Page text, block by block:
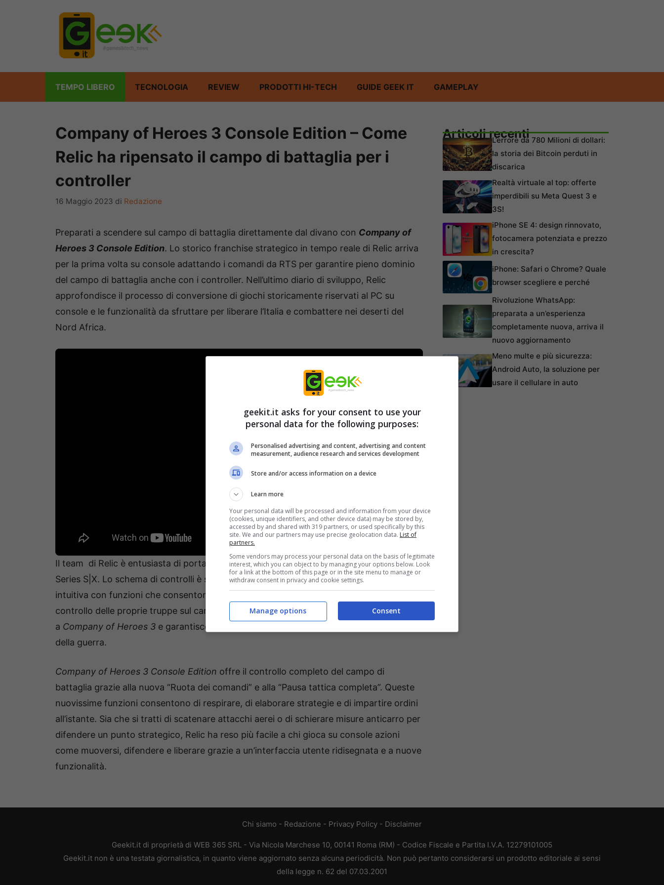
TEMPO LIBERO TECNOLOGIA REVIEW PRODOTTI HI-TECH GUIDE GEEK IT GAMEPLAY
Company of Heroes 3 Console Edition – Come
Relic ha ripensato il campo di battaglia per i
controller
16 Maggio 2023 di Redazione
Preparati a scendere sul campo di battaglia direttamente dal divano con Company of
Heroes 3 Console Edition. Lo storico franchise strategico in tempo reale di Relic arriva
per la prima volta su console adattando i comandi da RTS per garantire pieno dominio
del campo di battaglia anche con i controller. Nell’ultimo diario di sviluppo, Relic
approfondisce il processo di conversione di giochi storicamente riservati al PC su
console e le funzionalità da sfruttare per liberare l’Italia e combattere nei deserti del
Nord Africa.
Il team di Relic è entusiasta di portare Company of Heroes 3su PlayStation 5 e Xbox
Series S|X. Lo schema di controlli è stato ripensato da zero per offrire un’interfaccia
intuitiva con funzioni che consentono di impartire comandi all’istante e di avere il pieno
controllo delle proprie truppe sul campo di battaglia. Questo cambia il modo di giocare
a Company of Heroes 3 e garantisce tutti gli strumenti necessari per affrontare il caos
della guerra.
Company of Heroes 3 Console Edition offre il controllo completo del campo di
battaglia grazie alla nuova “Ruota dei comandi” e alla “Pausa tattica completa”. Queste
nuovissime funzioni consentono di respirare, di elaborare strategie e di impartire ordini
all’istante. Sia che si tratti di scatenare attacchi aerei o di schierare misure anticarro per
difendere un punto strategico, Relic ha reso più facile a chi gioca su console azioni
come muoversi, difendere e liberare grazie a un’interfaccia utente ridisegnata e a nuove
funzionalità.
Articoli recentiL’errore da 780 Milioni di dollari:
la storia dei Bitcoin perduti in
discarica
Realtà virtuale al top: offerte
imperdibili su Meta Quest 3 e
3S!
iPhone SE 4: design rinnovato,
fotocamera potenziata e prezzo
in crescita?
iPhone: Safari o Chrome? Quale
browser scegliere e perché
Rivoluzione WhatsApp:
preparata a un’esperienza
completamente nuova, arriva il
nuovo aggiornamento
Meno multe e più sicurezza:
Android Auto, la soluzione per
usare il cellulare in auto
Chi siamo - Redazione - Privacy Policy - Disclaimer
Geekit.it di proprietà di WEB 365 SRL - Via Nicola Marchese 10, 00141 Roma (RM) - Codice Fiscale e Partita I.V.A. 12279101005
Geekit.it non è una testata giornalistica, in quanto viene aggiornato senza alcuna periodicità. Non può pertanto considerarsi un prodotto editoriale ai sensi
della legge n. 62 del 07.03.2001
geekit.it asks for your consent to use your
personal data for the following purposes:
Personalised advertising and content, advertising and content
measurement, audience research and services development
Store and/or access information on a device
Learn more
Your personal data will be processed and information from your device
(cookies, unique identifiers, and other device data) may be stored by,
accessed by and shared with 319 partners, or used specifically by this
site. We and our partners may use precise geolocation data. List of
partners.
Some vendors may process your personal data on the basis of legitimate
interest, which you can object to by managing your options below. Look
for a link at the bottom of this page or in the site menu to manage or
withdraw consent in privacy and cookie settings.
Consent
Manage options